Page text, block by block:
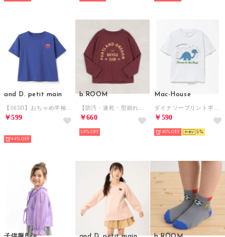
and D. petit main
￥599
44%
b.ROOM
￥660
50%
Mac-House
￥590
40% 5